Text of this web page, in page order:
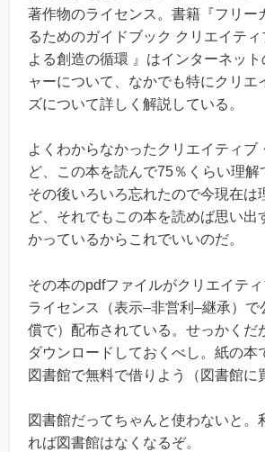
著作物のライセンス。書籍『フリー
るためのガイドブック クリエイテ
よる創造の循環 』はインターネッ
ャーについて、なかでも特にクリエ
ズについて詳しく解説している。
よくわからなかったクリエイティブ
ど、この本を読んで75％くらい理解
その後いろいろ忘れたので今現在は
ど、それでもこの本を読めば思い出
かっているからこれでいいのだ。
その本のpdfファイルがクリエイティ
ライセンス（表示–非営利–継承）で
償で）配布されている。せっかくだ
ダウンロードしておくべし。紙の本
図書館で無料で借りよう（図書館に
図書館だってちゃんと使わないと。
れば図書館はなくなるぞ。